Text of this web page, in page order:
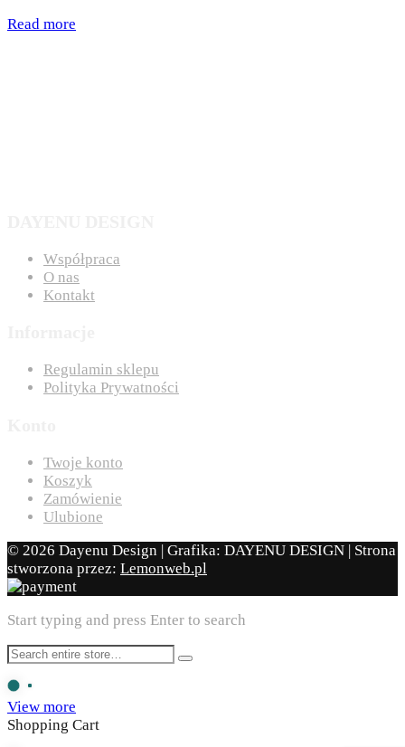
Read more
Współpraca
O nas
Kontakt
Regulamin sklepu
Polityka Prywatności
Twoje konto
Koszyk
Zamówienie
Ulubione
© 2026 Dayenu Design | Grafika: DAYENU DESIGN | Strona
stworzona przez: Lemonweb.pl
Start typing and press Enter to search
View more
Shopping Cart